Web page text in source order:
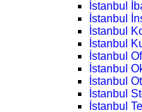
İstanbul
İstanbul
İstanbul
İstanbul
İstanbul
İstanbul
İstanbul
İstanbul
İstanbul